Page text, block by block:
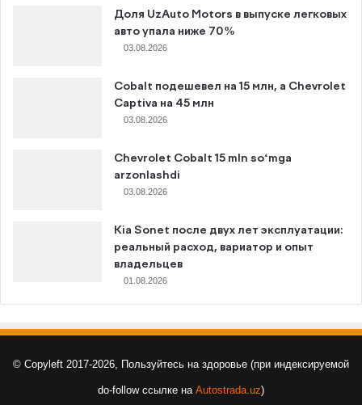
Доля UzAuto Motors в выпуске легковых
авто упала ниже 70%
03.08.2026
Cobalt подешевел на 15 млн, а Chevrolet
Captiva на 45 млн
03.08.2026
Chevrolet Cobalt 15 mln so‘mga
arzonlashdi
03.08.2026
Kia Sonet после двух лет эксплуатации:
реальный расход, вариатор и опыт
владельцев
01.08.2026
© Copyleft 2017-2026, Пользуйтесь на здоровье (при индексируемой
do-follow ссылке на Autostrada.uz)